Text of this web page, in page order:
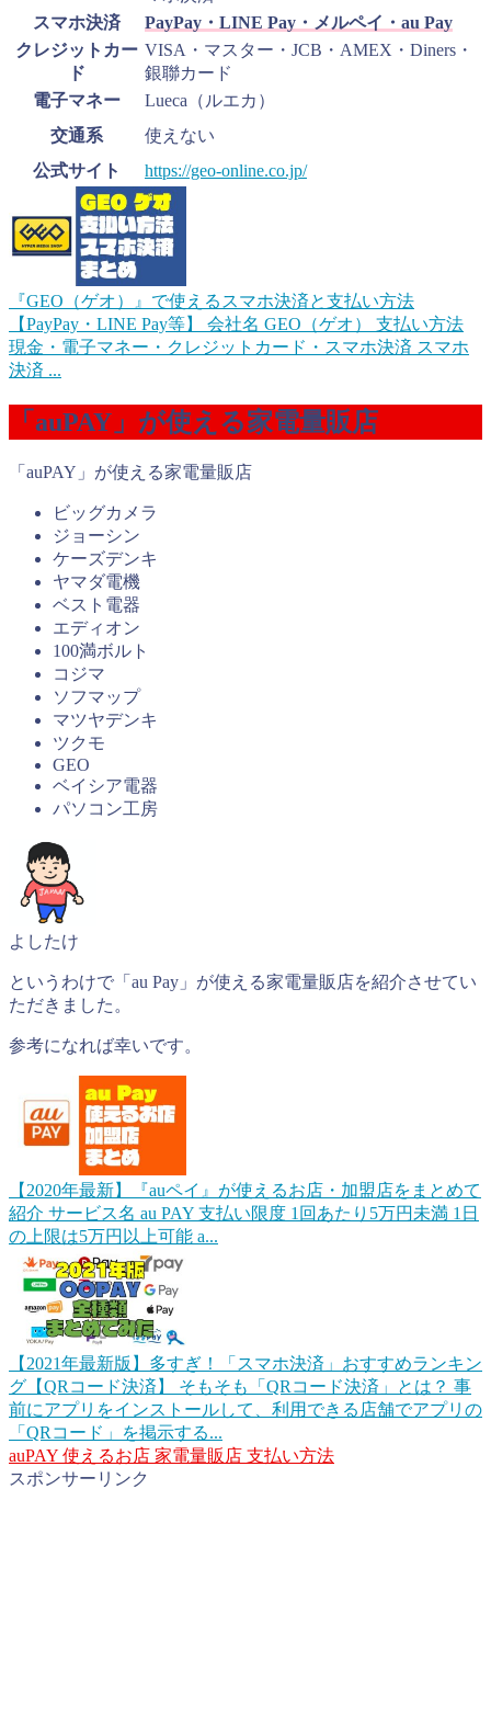
スマホ決済
PayPay・LINE Pay・メルペイ・au Pay
クレジットカー
ド
VISA・マスター・JCB・AMEX・Diners・
銀聯カード
電子マネー
Lueca（ルエカ）
交通系
使えない
公式サイト
https://geo-online.co.jp/
『GEO（ゲオ）』で使えるスマホ決済と支払い方法
【PayPay・LINE Pay等】
会社名 GEO（ゲオ） 支払い方法
現金・電子マネー・クレジットカード・スマホ決済 スマホ
決済 ...
「auPAY」が使える家電量販店
「auPAY」が使える家電量販店
ビッグカメラ
ジョーシン
ケーズデンキ
ヤマダ電機
ベスト電器
エディオン
100満ボルト
コジマ
ソフマップ
マツヤデンキ
ツクモ
GEO
ベイシア電器
パソコン工房
よしたけ
というわけで「au Pay」が使える家電量販店を紹介させてい
ただきました。
参考になれば幸いです。
【2020年最新】『auペイ』が使えるお店・加盟店をまとめて
紹介 サービス名 au PAY 支払い限度 1回あたり5万円未満 1日
の上限は5万円以上可能 a...
【2021年最新版】多すぎ！「スマホ決済」おすすめランキン
グ【QRコード決済】
そもそも「QRコード決済」とは？ 事
前にアプリをインストールして、利用できる店舗でアプリの
「QRコード」を掲示する...
auPAY 使えるお店 家電量販店 支払い方法
スポンサーリンク